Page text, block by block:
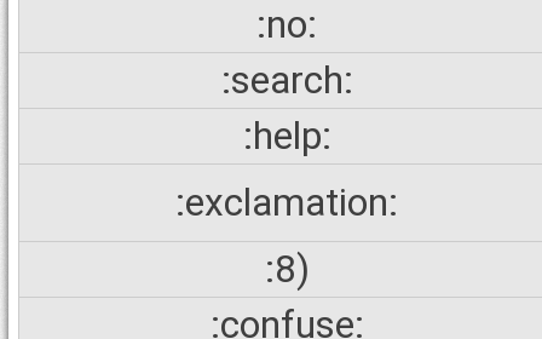
:no:
:search:
:help:
:exclamation:
:8)
:confuse: